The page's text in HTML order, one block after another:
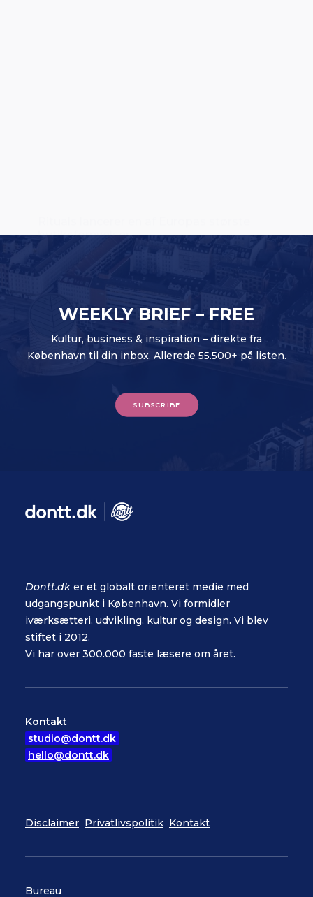
WEEKLY BRIEF – FREE
Kultur, business & inspiration – direkte fra
København til din inbox. Allerede 55.500+ på listen.
SUBSCRIBE
Dontt.dk er et globalt orienteret medie med
udgangspunkt i København. Vi formidler
iværksætteri, udvikling, kultur og design. Vi blev
stiftet i 2012.
Vi har over 300.000 faste læsere om året.
Kontakt
studio@dontt.dk
hello@dontt.dk
Disclaimer Privatlivspolitik Kontakt
Bureau